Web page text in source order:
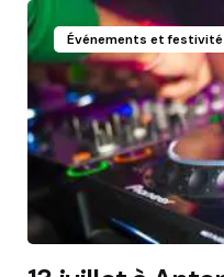
Événements et